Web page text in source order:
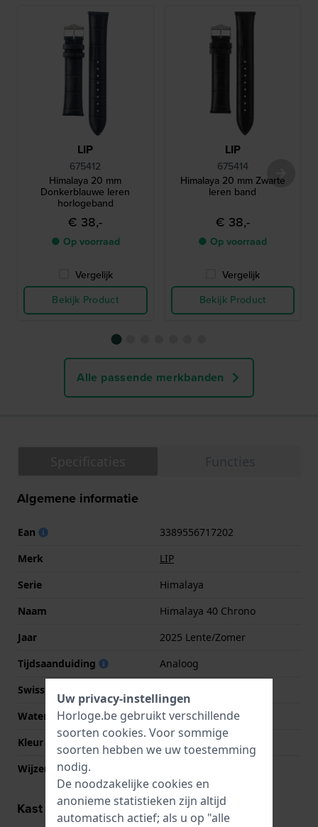
LIP
675412
Himalaya 20 mm
Donkerblauwe leren
horlogeband
€ 38,-
● Op voorraad
Vergelijk
Bekijk Product
LIP
675414
Himalaya 20 mm Zwarte
leren band
€ 38,-
● Op voorraad
Vergelijk
Bekijk Product
Alle passende merkbanden
Algemene informatie
Ean
3389556717202
Merk
LIP
Serie
Himalaya
Naam
Himalaya 40 Chrono
Jaar
2025 Lente/Zomer
Tijdsaanduiding
Analoog
Swiss Made
Waterdichtheid
5 Bar (douchen)
Kleur Wijzerplaat
Wijzer kleuren (u,m,s)
Kast informatie
Uw privacy-instellingen
Horloge.be gebruikt verschillende
soorten cookies. Voor sommige
soorten hebben we uw toestemming
nodig.
De noodzakelijke cookies en
anonieme statistieken zijn altijd
automatisch actief; als u op "alle